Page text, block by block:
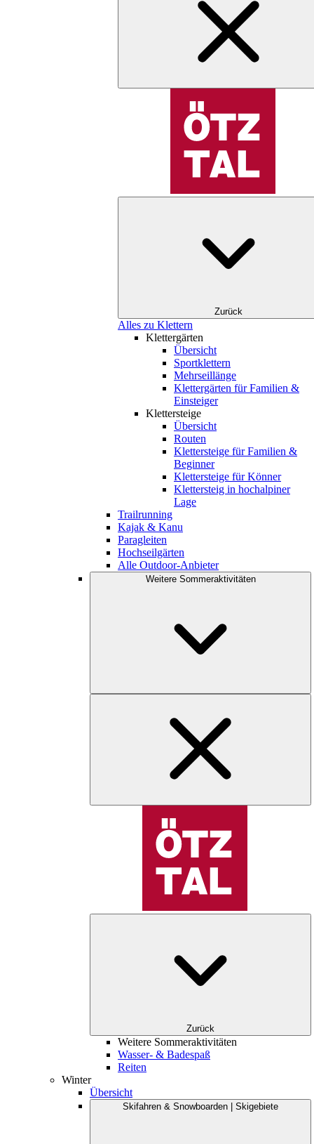
Zurück
Alles zu Klettern
Klettergärten
Übersicht
Sportklettern
Mehrseillänge
Klettergärten für Familien &
Einsteiger
Klettersteige
Übersicht
Routen
Klettersteige für Familien &
Beginner
Klettersteige für Könner
Klettersteig in hochalpiner
Lage
Trailrunning
Kajak & Kanu
Paragleiten
Hochseilgärten
Alle Outdoor-Anbieter
Weitere Sommeraktivitäten
Zurück
Weitere Sommeraktivitäten
Wasser- & Badespaß
Reiten
Winter
Übersicht
Skifahren & Snowboarden | Skigebiete